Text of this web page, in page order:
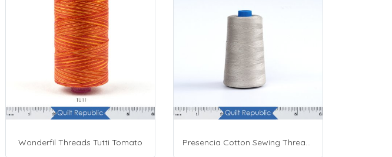
Wonderfil Threads Tutti Tomato Presencia Cotton Sewing Thread 3-ply 60wt 4882 Yards Grey